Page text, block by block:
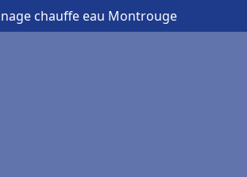
chauffe eau Montrouge